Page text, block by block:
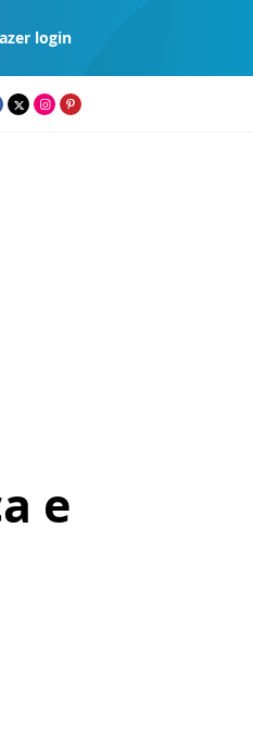
login
e